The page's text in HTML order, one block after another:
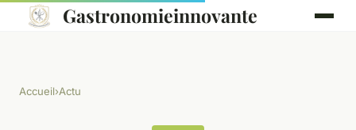
Gastronomieinnovante
Accueil›Actu